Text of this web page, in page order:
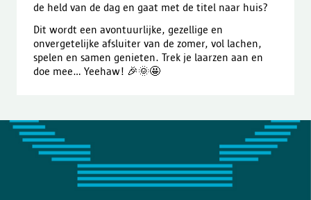
de held van de dag en gaat met de titel naar huis?
Dit wordt een avontuurlijke, gezellige en
onvergetelijke afsluiter van de zomer, vol lachen,
spelen en samen genieten. Trek je laarzen aan en
doe mee… Yeehaw! 🎉🌞🤩